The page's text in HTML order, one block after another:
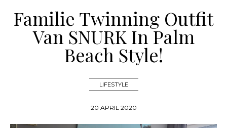
Familie Twinning Outfit
Van SNURK In Palm
Beach Style!
LIFESTYLE
20 APRIL 2020